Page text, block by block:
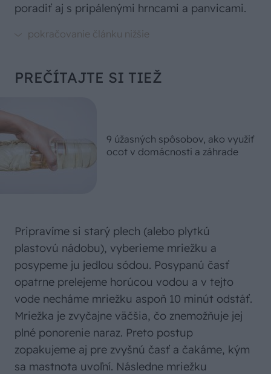
poradiť aj s pripálenými hrncami a panvicami.
PREČÍTAJTE SI TIEŽ
9 úžasných spôsobov, ako využiť
ocot v domácnosti a záhrade
Pripravíme si starý plech (alebo plytkú
plastovú nádobu), vyberieme mriežku a
posypeme ju jedlou sódou. Posypanú časť
opatrne prelejeme horúcou vodou a v tejto
vode necháme mriežku aspoň 10 minút odstáť.
Mriežka je zvyčajne väčšia, čo znemožňuje jej
plné ponorenie naraz. Preto postup
zopakujeme aj pre zvyšnú časť a čakáme, kým
sa mastnota uvoľní. Následne mriežku